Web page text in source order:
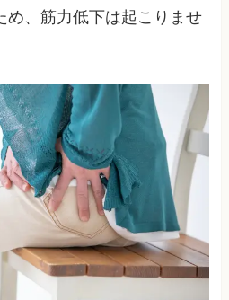
め、筋力低下は起こりませ